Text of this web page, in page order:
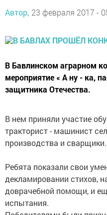
Автор, 23 февраля 2017 -
В Бавлинском аграрном
мероприятие « А ну - ка,
защитника Отечества.
В нем приняли участие
тракторист - машинист
производства и сварщики.
Ребята показали свои
декламировании стихов,
доврачебной помощи, и
испытания.